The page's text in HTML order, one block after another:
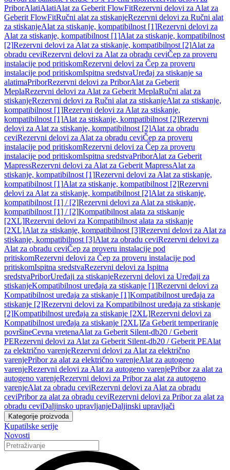
PriborAlatiAlatiAlat za Geberit FlowFitRezervni delovi za Alat za
Geberit FlowFitRučni alat za stiskanjeRezervni delovi za Ručni alat
za stiskanjeAlat za stiskanje, kompatibilnost [1]Rezervni delovi za
Alat za stiskanje, kompatibilnost [1]Alat za stiskanje, kompatibilnost
[2]Rezervni delovi za Alat za stiskanje, kompatibilnost [2]Alat za
obradu ceviRezervni delovi za Alat za obradu ceviČep za proveru
instalacije pod pritiskomRezervni delovi za Čep za proveru
instalacije pod pritiskomIspitna sredstvaUređaj za stiskanje sa
alatimaPriborRezervni delovi za PriborAlat za Geberit
MeplaRezervni delovi za Alat za Geberit MeplaRučni alat za
stiskanjeRezervni delovi za Ručni alat za stiskanjeAlat za stiskanje,
kompatibilnost [1]Rezervni delovi za Alat za stiskanje,
kompatibilnost [1]Alat za stiskanje, kompatibilnost [2]Rezervni
delovi za Alat za stiskanje, kompatibilnost [2]Alat za obradu
ceviRezervni delovi za Alat za obradu ceviČep za proveru
instalacije pod pritiskomRezervni delovi za Čep za proveru
instalacije pod pritiskomIspitna sredstvaPriborAlat za Geberit
MapressRezervni delovi za Alat za Geberit MapressAlat za
stiskanje, kompatibilnost [1]Rezervni delovi za Alat za stiskanje,
kompatibilnost [1]Alat za stiskanje, kompatibilnost [2]Rezervni
delovi za Alat za stiskanje, kompatibilnost [2]Alat za stiskanje,
kompatibilnost [1] / [2]Rezervni delovi za Alat za stiskanje,
kompatibilnost [1] / [2]Kompatibilnost alata za stiskanje
[2XL]Rezervni delovi za Kompatibilnost alata za stiskanje
[2XL]Alat za stiskanje, kompatibilnost [3]Rezervni delovi za Alat za
stiskanje, kompatibilnost [3]Alat za obradu ceviRezervni delovi za
Alat za obradu ceviČep za proveru instalacije pod
pritiskomRezervni delovi za Čep za proveru instalacije pod
pritiskomIspitna sredstvaRezervni delovi za Ispitna
sredstvaPriborUređaji za stiskanjeRezervni delovi za Uređaji za
stiskanjeKompatibilnost uređaja za stiskanje [1]Rezervni delovi za
Kompatibilnost uređaja za stiskanje [1]Kompatibilnost uređaja za
stiskanje [2]Rezervni delovi za Kompatibilnost uređaja za stiskanje
[2]Kompatibilnost uređaja za stiskanje [2XL]Rezervni delovi za
Kompatibilnost uređaja za stiskanje [2XL]Za Geberit temperiranje
površineCevna vretenaAlat za Geberit Silent-db20 / Geberit
PERezervni delovi za Alat za Geberit Silent-db20 / Geberit PEAlat
za električno varenjeRezervni delovi za Alat za električno
varenjePribor za alat za električno varenjeAlat za autogeno
varenjeRezervni delovi za Alat za autogeno varenjePribor za alat za
autogeno varenjeRezervni delovi za Pribor za alat za autogeno
varenjeAlat za obradu ceviRezervni delovi za Alat za obradu
ceviPribor za alat za obradu ceviRezervni delovi za Pribor za alat za
obradu ceviDaljinsko upravljanjeDaljinski upravljači
Kategorije proizvoda
Kupatilske serije
Novosti